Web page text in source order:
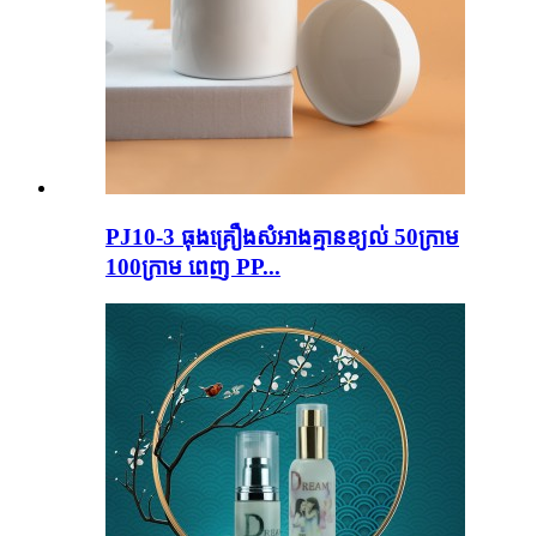
PJ10-3 ធុងគ្រឿងសំអាងគ្មានខ្យល់ 50ក្រាម
100ក្រាម ពេញ PP...